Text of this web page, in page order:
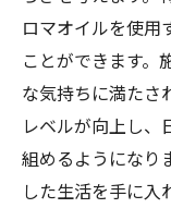
エステ
エステ
心身の
エステ
エステで心
ロマオイルを使用
ことができます。
な気持ちに満たさ
レベルが向上し、
組めるようになり
した生活を手に入